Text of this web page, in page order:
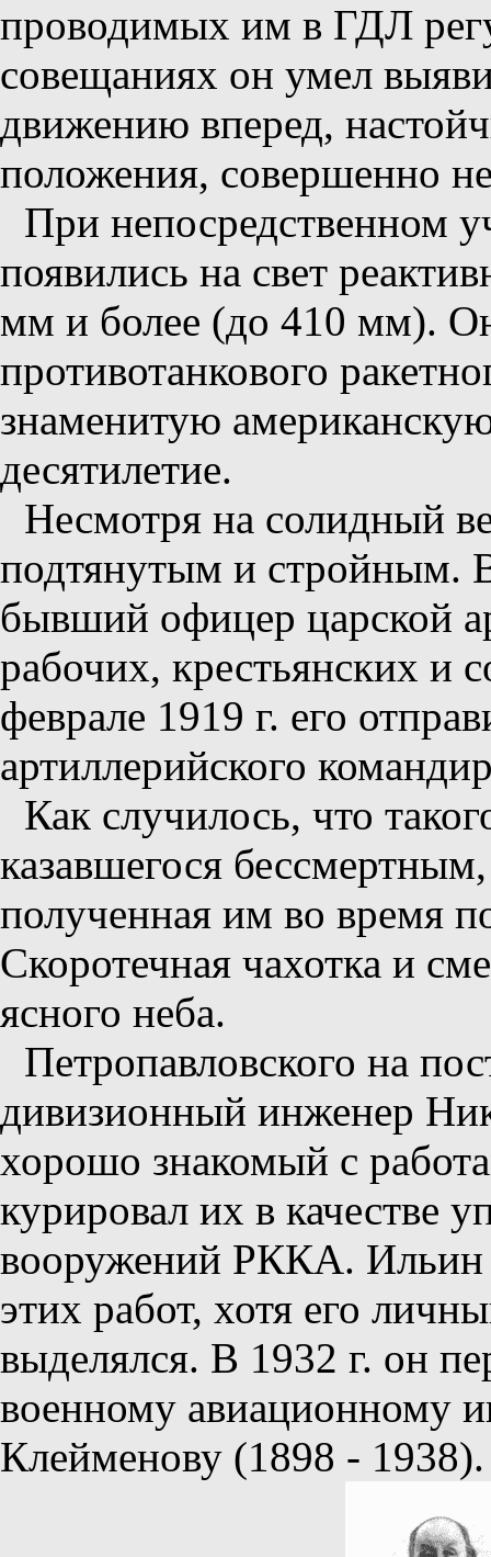
проводимых им в ГДЛ
совещаниях он умел
движению вперед,
положения, совершенно
При непосредственном
появились на свет
мм и более (до 410 мм).
противотанкового
знаменитую
десятилетие.
Несмотря на солидный
подтянутым и стройным.
бывший офицер царской
рабочих, крестьянских и
феврале 1919 г. его
артиллерийского
Как случилось, что
казавшегося
полученная им во время
Скоротечная чахотка и
ясного неба.
Петропавловского на
дивизионный инженер
хорошо знакомый с
курировал их в качестве
вооружений РККА. Ильин
этих работ, хотя его
выделялся. В 1932 г. он
военному авиационному
Клейменову (1898 - 1938).